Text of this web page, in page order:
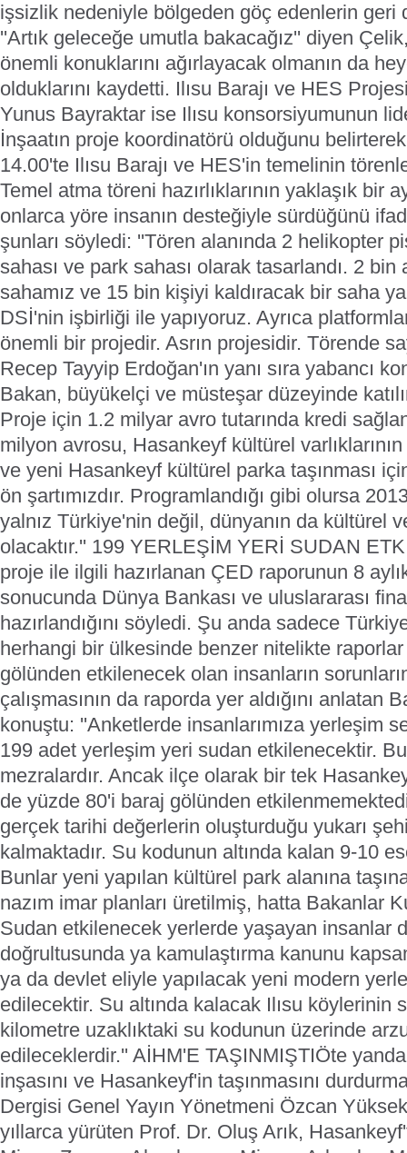
işsizlik nedeniyle bölgeden göç edenlerin geri
''Artık geleceğe umutla bakacağız'' diyen
önemli konuklarını ağırlayacak olmanın da
olduklarını kaydetti. Ilısu Barajı ve HES
Yunus Bayraktar ise Ilısu konsorsiyumunun
İnşaatın proje koordinatörü olduğunu
14.00'te Ilısu Barajı ve HES'in temelinin
Temel atma töreni hazırlıklarının yaklaşık bir
onlarca yöre insanın desteğiyle sürdüğünü
şunları söyledi: ''Tören alanında 2 helikopter
sahası ve park sahası olarak tasarlandı. 2 bin
sahamız ve 15 bin kişiyi kaldıracak bir saha
DSİ'nin işbirliği ile yapıyoruz. Ayrıca
önemli bir projedir. Asrın projesidir. Törende
Recep Tayyip Erdoğan'ın yanı sıra yabancı
Bakan, büyükelçi ve müsteşar düzeyinde
Proje için 1.2 milyar avro tutarında kredi
milyon avrosu, Hasankeyf kültürel
ve yeni Hasankeyf kültürel parka taşınması
ön şartımızdır. Programlandığı gibi olursa
yalnız Türkiye'nin değil, dünyanın da kültürel
olacaktır.'' 199 YERLEŞİM YERİ SUDAN
proje ile ilgili hazırlanan ÇED raporunun 8
sonucunda Dünya Bankası ve uluslararası
hazırlandığını söyledi. Şu anda sadece
herhangi bir ülkesinde benzer nitelikte
gölünden etkilenecek olan insanların
çalışmasının da raporda yer aldığını anlatan
konuştu: ''Anketlerde insanlarımıza yerleşim
199 adet yerleşim yeri sudan etkilenecektir.
mezralardır. Ancak ilçe olarak bir tek
de yüzde 80'i baraj gölünden
gerçek tarihi değerlerin oluşturduğu yukarı
kalmaktadır. Su kodunun altında kalan 9-10
Bunlar yeni yapılan kültürel park alanına
nazım imar planları üretilmiş, hatta Bakanlar
Sudan etkilenecek yerlerde yaşayan insanlar
doğrultusunda ya kamulaştırma kanunu
ya da devlet eliyle yapılacak yeni modern
edilecektir. Su altında kalacak Ilısu köylerinin
kilometre uzaklıktaki su kodunun üzerinde
edileceklerdir.'' AİHM'E TAŞINMIŞTIÖte
inşasını ve Hasankeyf'in taşınmasını
Dergisi Genel Yayın Yönetmeni Özcan
yıllarca yürüten Prof. Dr. Oluş Arık,